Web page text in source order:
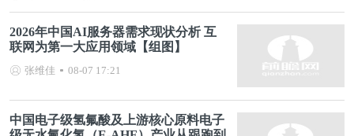
2026年中国AI服务器需求现状分析 互
联网为第一大应用领域【组图】
张维佳 08-07 17:21
中国电子级氢氟酸及上游核心原料电子